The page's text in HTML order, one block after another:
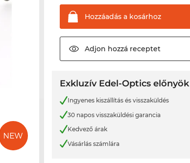
Hozzáadás a kosárhoz
Adjon hozzá receptet
Exkluzív Edel-Optics előnyök
Ingyenes kiszállítás és visszaküldés
30 napos visszaküldési garancia
Kedvező árak
Vásárlás számlára